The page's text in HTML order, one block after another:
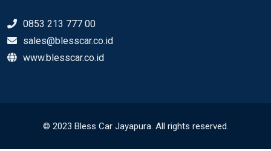
0853 213 777 00
sales@blesscar.co.id
www.blesscar.co.id
© 2023 Bless Car Jayapura. All rights reserved.